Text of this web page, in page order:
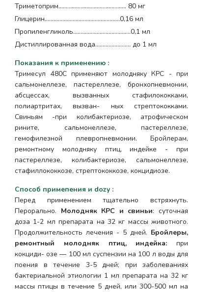
Триметоприм…………………………………….... 80 мг
Глицерин……………………….…………………..0,16 мл
Пропиленгликоль.…………………………….….0,1 мл
Дистиллированная вода.....………………. до 1 мл
Показания к применению :
Тримесул 480С применяют молодняку КРС - при
сальмонеллезе, пастереллезе, бронхопневмонии,
абсцессах, вызванных стафилококками,
полиартритах, вызван- ных стрептококками.
Свиньям -при колибактериозе, атрофическом
рините, сальмонеллезе, пастереллезе,
гемофилезной плевропневмонии. Бройлерам,
ремонтному молодняку птиц, индейке - при
пастереллезе, колибактериозе, сальмонеллезе,
стафиллококкозе, стрептококкозе, кокцидиозе.
Способ примепения и dozy :
Перед применением тщательно встряхнуть.
Перорально. Молодняк КРС и свиньи: суточная
доза 1-2 мл препарата на 32 кг массы животного.
Продолжительность лечения - 5 дней. Бройлеры,
ремонтный молодняк птиц, индейка: при
кокциди- озе — 100 мл суспензии на 100 л воды для
поения в течение 3-5 дней; при заболеваниях
бактериальной этиологии 1 мл препарата на 32 кг
массы птицы в течение 5 дней, или 300-500 мл на